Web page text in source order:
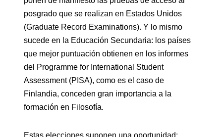
posgrado que se realizan en Estados Unidos
(Graduate Record Examinations). Y lo mismo
sucede en la Educación Secundaria: los países
que mejor puntuación obtienen en los informes
del Programme for International Student
Assessment (PISA), como es el caso de
Finlandia, conceden gran importancia a la
formación en Filosofía.